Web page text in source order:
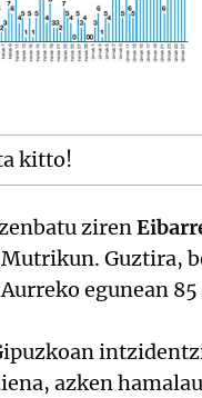
kitto!
ziren
Guztira,
egunean
azken